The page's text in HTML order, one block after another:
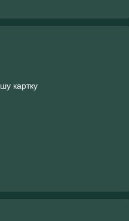
картку